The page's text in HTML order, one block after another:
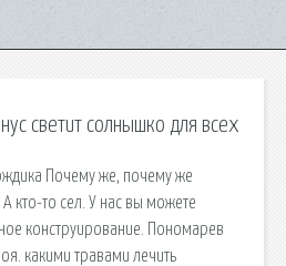
светит солнышко для всех
Почему же, почему же
кто-то сел. У нас вы можете
конструирование. Пономарев
какими травами лечить